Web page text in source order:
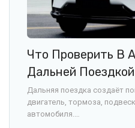
Что Проверить В
Дальней Поездкой
Дальняя поездка создаёт
двигатель, тормоза,
автомобиля.…